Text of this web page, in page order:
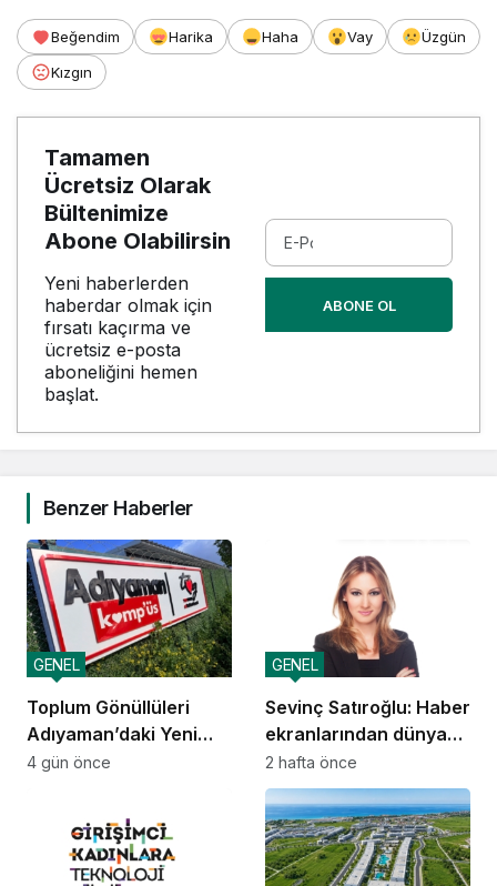
Beğendim Harika Haha Vay
Üzgün
Kızgın
Tamamen
Ücretsiz Olarak
Bültenimize
Abone Olabilirsin
Yeni haberlerden
haberdar olmak için
fırsatı kaçırma ve
ücretsiz e-posta
aboneliğini hemen
başlat.
ABONE OL
Benzer Haberler
Toplum Gönüllüleri
Adıyaman’daki Yeni
Kamp’üs’te yılda 2.000
GENEL
4 gün önce
Sevinç Satıroğlu: Haber
ekranlarından dünya
sahnelerine taşınan
güven
GENEL
2 hafta önce